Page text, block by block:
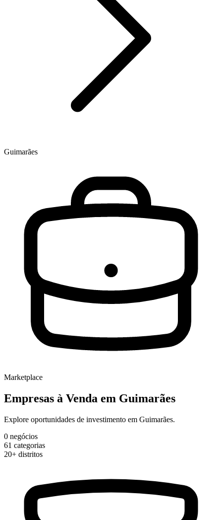
Guimarães
Marketplace
Empresas à Venda em Guimarães
Explore oportunidades de investimento em Guimarães.
0 negócios
61 categorias
20+ distritos